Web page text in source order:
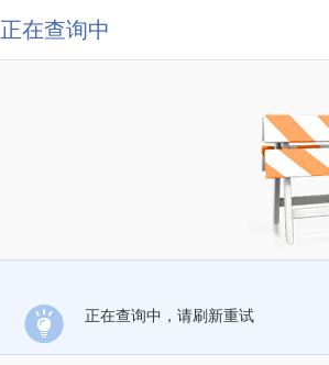
正在查询中
正在查询中，请刷新重试